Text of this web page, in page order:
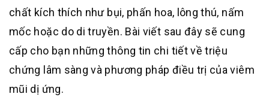
chất kích thích như bụi, phấn hoa, lông thú, nấm
mốc hoặc do di truyền. Bài viết sau đây sẽ cung
cấp cho bạn những thông tin chi tiết về triệu
chứng lâm sàng và phương pháp điều trị của viêm
mũi dị ứng.